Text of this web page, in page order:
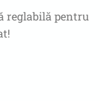
reglabilă pentru